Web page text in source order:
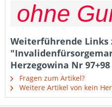
ohne
Weiterführende Links
Herzegowina Nr
Fragen zum Artikel?
Weitere Artikel von kein